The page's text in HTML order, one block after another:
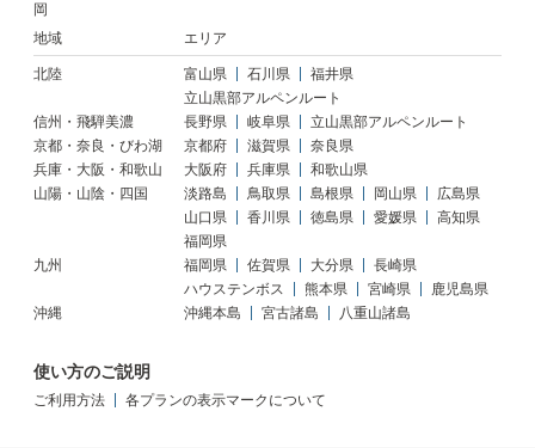
岡
地域 エリア
北陸 富山県 石川県
福井県
立山黒部アルペンルート
信州・飛騨美濃
長野県 岐阜県
立山黒部アルペンルート
京都・奈良・びわ湖
京都府 滋賀県
奈良県
兵庫・大阪・和歌山
大阪府 兵庫県
和歌山県
山陽・山陰・四国
淡路島 鳥取県 島根県 岡山県
広島県
山口県
香川県 徳島県 愛媛県
高知県
福岡県
九州
福岡県 佐賀県 大分県
長崎県
ハウステンボス
熊本県 宮崎県
鹿児島県
沖縄
沖縄本島 宮古諸島 八重山諸島
使い方のご説明
ご利用方法 各プランの表示マークについて